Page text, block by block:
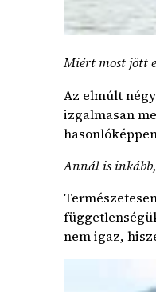
Miért most jött
Az elmúlt
izgalmasan
Annál is
nem igaz,